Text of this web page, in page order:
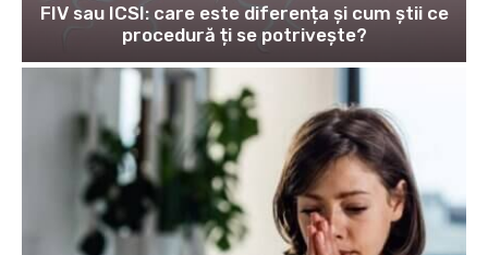
FIV sau ICSI: care este diferența și cum știi ce
procedură ți se potrivește?